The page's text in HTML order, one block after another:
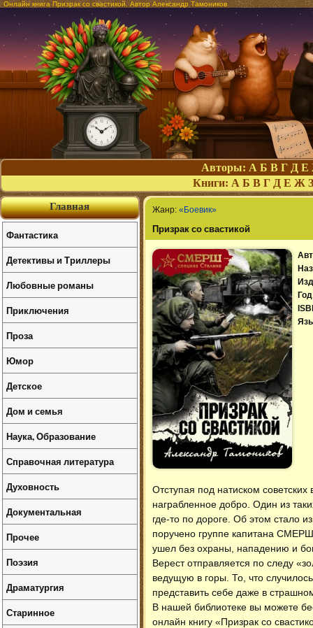
Онлайн книга Призрак со свастикой. Автор Александр Тамоников
Авторы: А Б В Г Д Е
Книги: А Б В Г Д Е Ж З
Жанр: «Боевик»
Призрак со свастикой
Отступая под натиском
награбленное добро. Один из
где-то по дороге. Об этом стало
поручено группе капитана
ушел без охраны, нападению и
Верест отправляется по следу
ведущую в горы. То, что
представить себе даже в
В нашей библиотеке вы можете
онлайн книгу «Призрак со
Главная
Фантастика
Детективы и Триллеры
Любовные романы
Приключения
Проза
Юмор
Детское
Дом и семья
Наука, Образование
Справочная литература
Духовность
Документальная
Прочее
Поэзия
Драматургия
Старинное